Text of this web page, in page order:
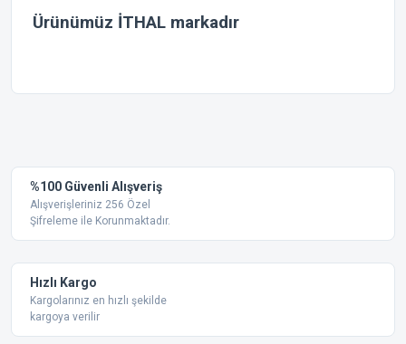
Ürünümüz İTHAL markadır
Ürün resmi kalitesiz, bozuk veya görüntülenemiyor.
Ürün açıklamasında eksik bilgiler bulunuyor.
Bu ürüne benzer farklı alternatifler olmalı.
%100 Güvenli Alışveriş
Alışverişleriniz 256 Özel
Şifreleme ile Korunmaktadır.
Hızlı Kargo
Kargolarınız en hızlı şekilde
kargoya verilir